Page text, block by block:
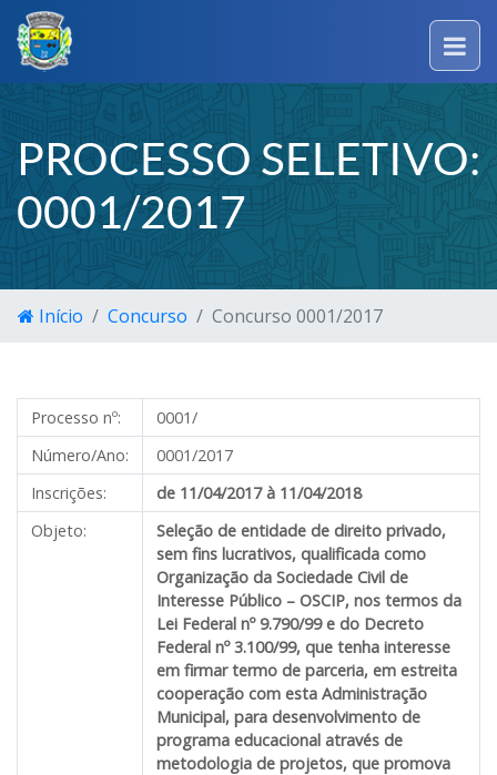
PROCESSO SELETIVO:
0001/2017
Início Concurso Concurso 0001/2017
Processo nº:
0001/
Número/Ano:
0001/2017
Inscrições:
de 11/04/2017à 11/04/2018
Objeto:
Seleção de entidade de direito privado,
sem fins lucrativos, qualificada como
Organização da Sociedade Civil de
Interesse Público – OSCIP, nos termos da
Lei Federal nº 9.790/99 e do Decreto
Federal nº 3.100/99, que tenha interesse
em firmar termo de parceria, em estreita
cooperação com esta Administração
Municipal, para desenvolvimento de
programa educacional através de
metodologia de projetos, que promova